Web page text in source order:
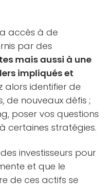
accès à de
par des
mais aussi à une
impliqués et
alors identifier de
de nouveaux défis ;
poser vos questions
certaines stratégies.
investisseurs pour
et que le
de ces actifs se